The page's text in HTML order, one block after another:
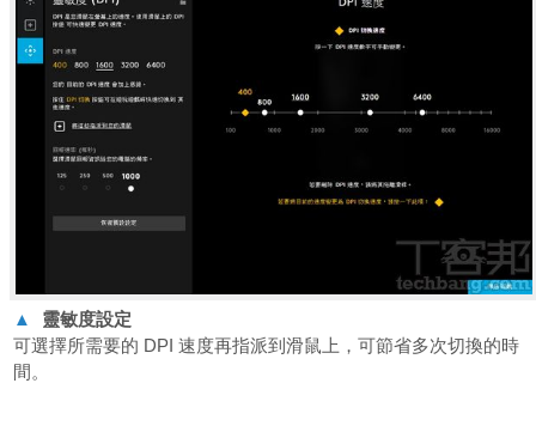
▲
靈敏度設定
可選擇所需要的 DPI 速度再指派到滑鼠上，可節省多次切換的時
間。